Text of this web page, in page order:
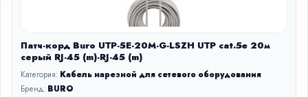
Патч-корд Buro UTP-5E-20M-G-LSZH UTP cat.5e 20м
серый RJ-45 (m)-RJ-45 (m)
Категория: Кабель нарезной для сетевого оборудования
Бренд: BURO